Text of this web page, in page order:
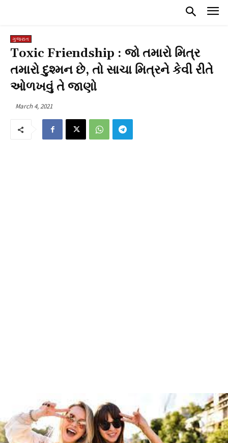
ગુજરાત
Toxic Friendship : જો તમારો મિત્ર
તમારો દુશ્મન છે, તો સાચા મિત્રને કેવી રીતે
ઓળખવું તે જાણો
March 4, 2021